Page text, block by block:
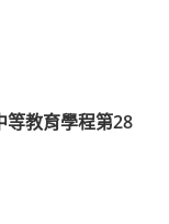
等教育學程第28